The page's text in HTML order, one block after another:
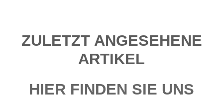
ZULETZT ANGESEHENE
ARTIKEL
HIER FINDEN SIE UNS